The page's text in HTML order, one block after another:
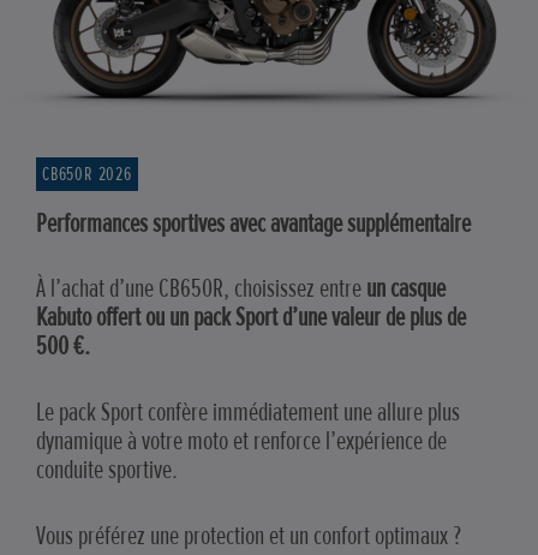
CB650R 2026
Performances sportives avec avantage supplémentaire
À l’achat d’une CB650R, choisissez entreun casque
Kabuto offert ou un pack Sport d’une valeur de plus de
500 €.
Le pack Sport confère immédiatement une allure plus
dynamique à votre moto et renforce l’expérience de
conduite sportive.
Vous préférez une protection et un confort optimaux ?